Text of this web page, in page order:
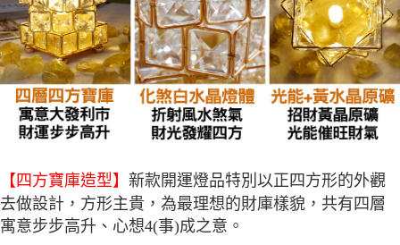
【四方寶庫造型】 新款開運燈品特別以正四方形的外觀
去做設計，方形主貴，為最理想的財庫樣貌，共有四層
寓意步步高升、心想4(事)成之意。